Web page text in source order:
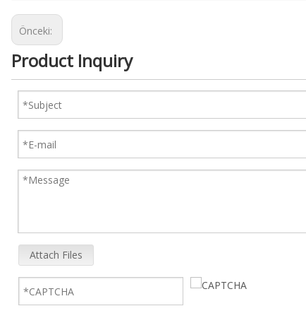
Önceki:
Product Inquiry
Attach Files